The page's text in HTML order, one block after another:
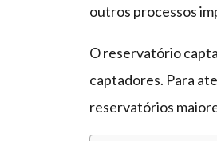
outros processos
O reservatório
captadores. Para
reservatórios